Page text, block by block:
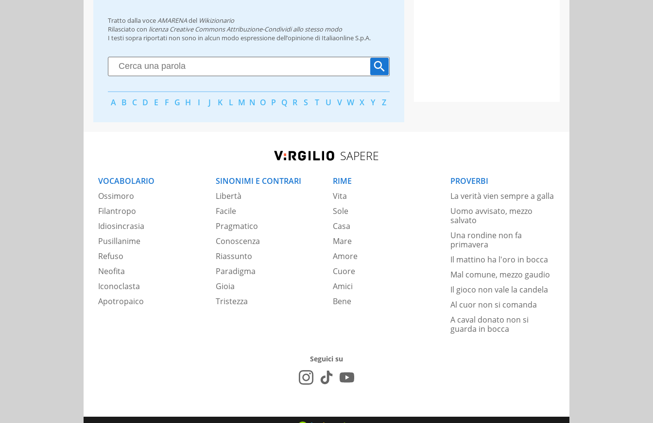
Tratto dalla voce AMARENAdel Wikizionario
Rilasciato con licenza Creative Commons Attribuzione-Condividi allo stesso modo
I testi sopra riportati non sono in alcun modo espressione dell’opinione di Italiaonline S.p.A.
A B C D E F G H I J K L M N O P Q R S T U V W X Y Z
SAPERE
VOCABOLARIO
Ossimoro
Filantropo
Idiosincrasia
Pusillanime
Refuso
Neofita
Iconoclasta
Apotropaico
SINONIMI E CONTRARI
Libertà
Facile
Pragmatico
Conoscenza
Riassunto
Paradigma
Gioia
Tristezza
RIME
Vita
Sole
Casa
Mare
Amore
Cuore
Amici
Bene
PROVERBI
La verità vien sempre a galla
Uomo avvisato, mezzo
salvato
Una rondine non fa
primavera
Il mattino ha l'oro in bocca
Mal comune, mezzo gaudio
Il gioco non vale la candela
Al cuor non si comanda
A caval donato non si
guarda in bocca
Seguici su